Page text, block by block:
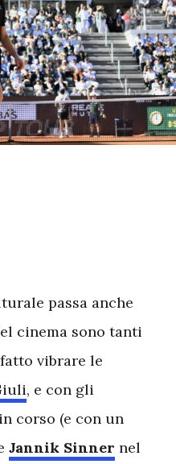
passa anche
cinema sono tanti
vibrare le
, e con gli
in corso (e con un
Jannik Sinner nel